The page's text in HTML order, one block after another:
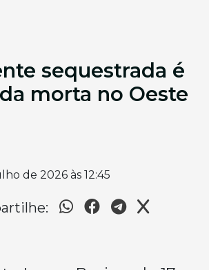
sequestrada é
morta no Oeste
de 2026 às 12:45